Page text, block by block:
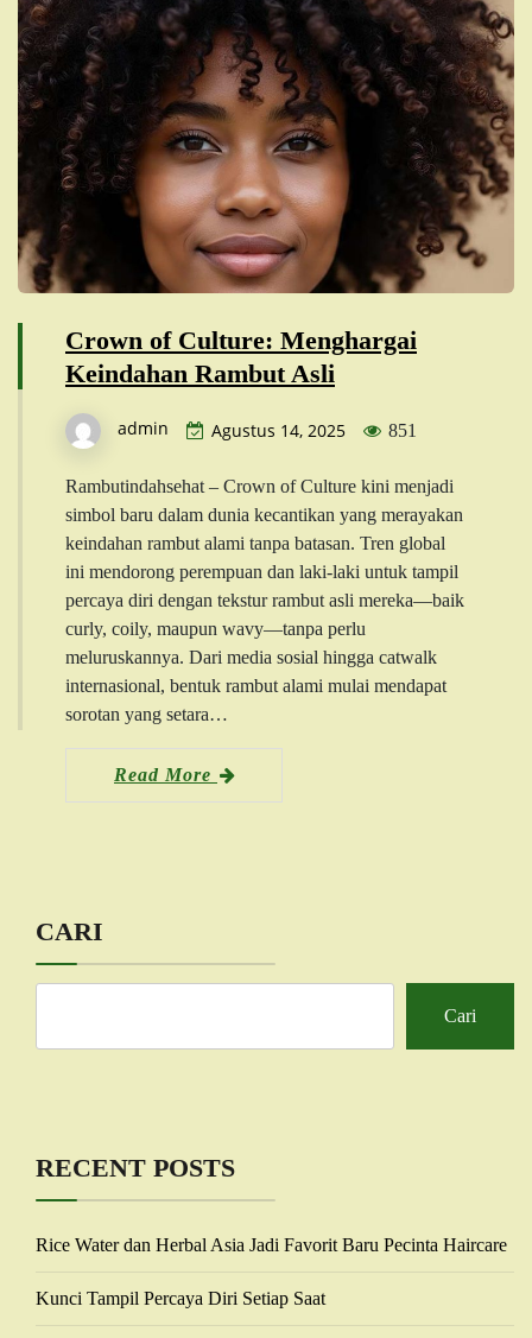
Crown of Culture: Menghargai
Keindahan Rambut Asli
admin Agustus 14, 2025 851
Rambutindahsehat – Crown of Culture kini menjadi
simbol baru dalam dunia kecantikan yang merayakan
keindahan rambut alami tanpa batasan. Tren global
ini mendorong perempuan dan laki-laki untuk tampil
percaya diri dengan tekstur rambut asli mereka—baik
curly, coily, maupun wavy—tanpa perlu
meluruskannya. Dari media sosial hingga catwalk
internasional, bentuk rambut alami mulai mendapat
sorotan yang setara…
Read More
CARI
Cari
RECENT POSTS
Rice Water dan Herbal Asia Jadi Favorit Baru Pecinta Haircare
Kunci Tampil Percaya Diri Setiap Saat